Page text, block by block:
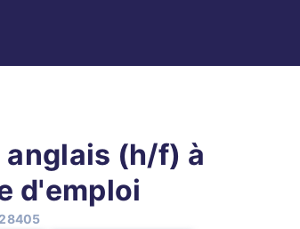
(h/f) à
d'emploi